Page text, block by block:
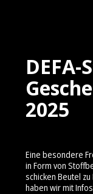
2025
Eine besondere
in Form von
schicken Beutel
haben wir mit